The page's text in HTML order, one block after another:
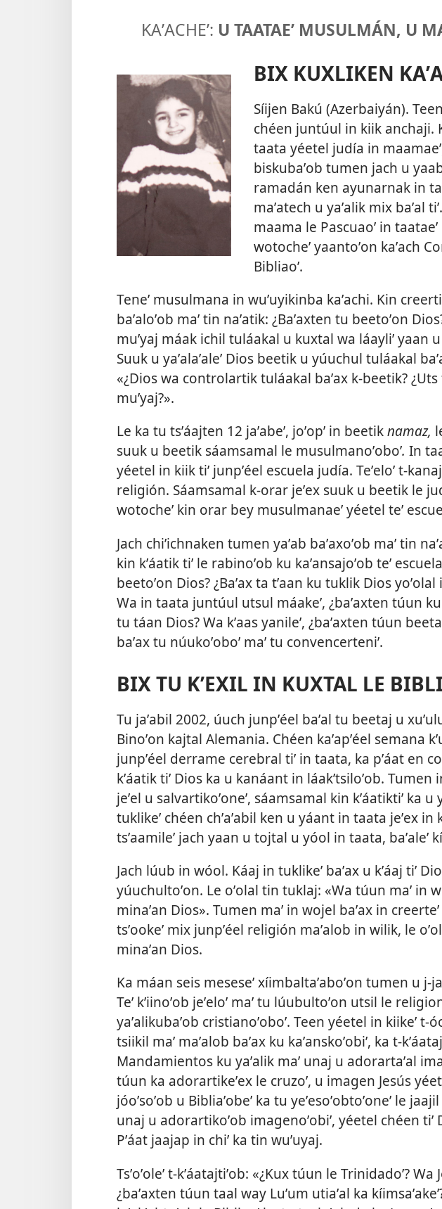
KAʼACHEʼ: U TAATAEʼ MUSULMÁN, U
BIX KUXLIKEN
Síijen Bakú (Azerbaiyán).
chéen juntúul in kiik anchaji.
taata yéetel judía in
biskubaʼob tumen jach u
ramadán ken ayunarnak in
maʼatech u yaʼalik mix baʼal
maama le Pascuaoʼ in
wotocheʼ yaantoʼon kaʼach
Bibliaoʼ.
Teneʼ musulmana in wuʼuyikinba kaʼachi. Kin
baʼaloʼob maʼ tin naʼatik: ¿Baʼaxten tu beetoʼon
muʼyaj máak ichil tuláakal u kuxtal wa láayliʼ yaan u
Suuk u yaʼalaʼaleʼ Dios beetik u yúuchul tuláakal
«¿Dios wa controlartik tuláakal baʼax k-beetik?
muʼyaj?».
Le ka tu tsʼáajten 12 jaʼabeʼ, joʼopʼ in beetiknamaz,
suuk u beetik sáamsamal le musulmanoʼoboʼ. In
yéetel in kiik tiʼ junpʼéel escuela judía. Teʼeloʼ t-
religión. Sáamsamal k-orar jeʼex suuk u beetik le
wotocheʼ kin orar bey musulmanaeʼ yéetel teʼ
Jach chiʼichnaken tumen yaʼab baʼaxoʼob maʼ tin
kin kʼáatik tiʼ le rabinoʼob ku kaʼansajoʼob teʼ
beetoʼon Dios? ¿Baʼax ta tʼaan ku tuklik Dios
Wa in taata juntúul utsul máakeʼ, ¿baʼaxten túun ku
tu táan Dios? Wa kʼaas yanileʼ, ¿baʼaxten túun
baʼax tu núukoʼoboʼ maʼ tu convencerteniʼ.
BIX TU KʼEXIL IN KUXTAL LE
Tu jaʼabil 2002, úuch junpʼéel baʼal tu beetaj u
Binoʼon kajtal Alemania. Chéen kaʼapʼéel semana
junpʼéel derrame cerebral tiʼ in taata, ka pʼáat en
kʼáatik tiʼ Dios ka u kanáant in láakʼtsiloʼob. Tumen
jeʼel u salvartikoʼoneʼ, sáamsamal kin kʼáatiktiʼ ka
tuklikeʼ chéen chʼaʼabil ken u yáant in taata jeʼex in
tsʼaamileʼ jach yaan u tojtal u yóol in taata, baʼaleʼ
Jach lúub in wóol. Káaj in tuklikeʼ baʼax u kʼáaj tiʼ
yúuchultoʼon. Le oʼolal tin tuklaj: «Wa túun maʼ in
minaʼan Dios». Tumen maʼ in wojel baʼax in
tsʼookeʼ mix junpʼéel religión maʼalob in wilik, le
minaʼan Dios.
Ka máan seis meseseʼ xíimbaltaʼaboʼon tumen u j-
Teʼ kʼiinoʼob jeʼeloʼ maʼ tu lúubultoʼon utsil le
yaʼalikubaʼob cristianoʼoboʼ. Teen yéetel in kiikeʼ t-
tsiikil maʼ maʼalob baʼax ku kaʼanskoʼobiʼ, ka t-
Mandamientos ku yaʼalik maʼ unaj u adorartaʼal
túun ka adorartikeʼex le cruzoʼ, u imagen Jesús
jóoʼsoʼob u Bibliaʼobeʼ ka tu yeʼesoʼobtoʼoneʼ le
unaj u adorartikoʼob imagenoʼobiʼ, yéetel chéen tiʼ
Pʼáat jaajap in chiʼ ka tin wuʼuyaj.
Tsʼoʼoleʼ t-kʼáatajtiʼob: «¿Kux túun le Trinidadoʼ? Wa
¿baʼaxten túun taal way Luʼum utiaʼal ka